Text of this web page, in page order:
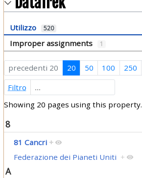
Utilizzo 520
Improper assignments 1
precedenti 20 20 50 100 250
Filtro
Showing 20 pages using this property.
8
81 Cancri +
Federazione dei Pianeti Uniti +
A